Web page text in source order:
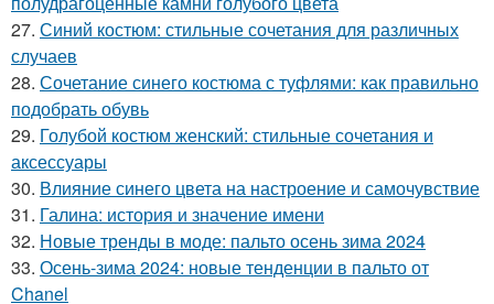
27. Синий костюм: стильные сочетания для различных
случаев
28. Сочетание синего костюма с туфлями: как правильно
подобрать обувь
29. Голубой костюм женский: стильные сочетания и
аксессуары
30. Влияние синего цвета на настроение и самочувствие
31. Галина: история и значение имени
32. Новые тренды в моде: пальто осень зима 2024
33. Осень-зима 2024: новые тенденции в пальто от
Chanel